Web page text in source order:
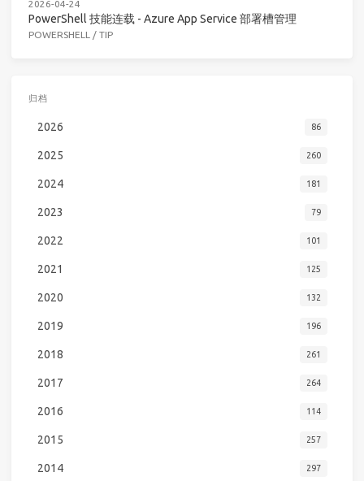
2026-04-24
PowerShell 技能连载 - Azure App Service 部署槽管理
POWERSHELL / TIP
归档
2026 86
2025 260
2024 181
2023 79
2022 101
2021 125
2020 132
2019 196
2018 261
2017 264
2016 114
2015 257
2014 297